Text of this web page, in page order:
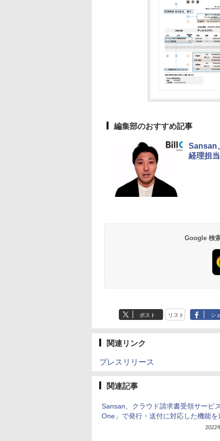
編集部のおすすめ記事
Sansan
経理担
Google 検
ポスト リスト シ
関連リンク
プレスリリース
関連記事
Sansan、クラウド請求書受領サービ
One」で発行・送付に対応した機能を
2022